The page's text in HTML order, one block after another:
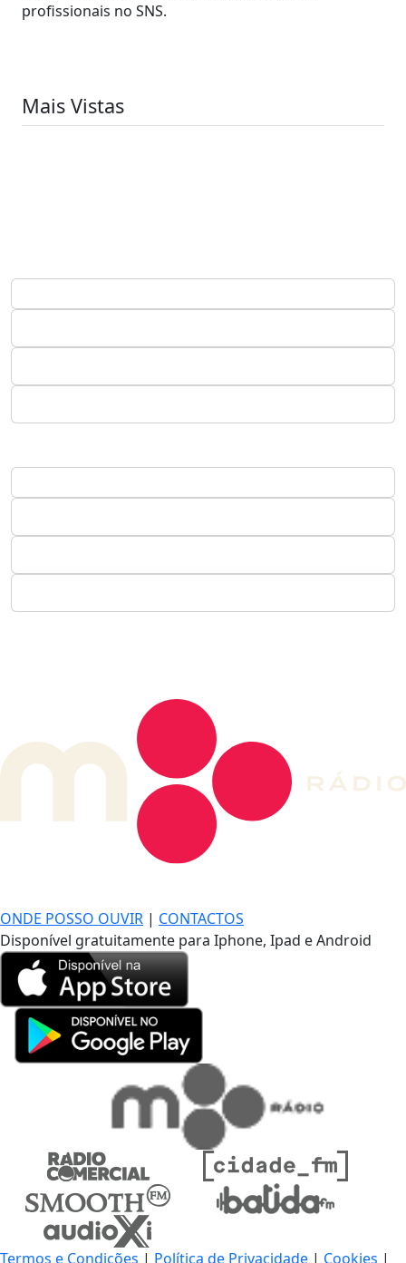
profissionais no SNS.
Mais Vistas
ONDE POSSO OUVIR | CONTACTOS
Disponível gratuitamente para Iphone, Ipad e Android
Termos e Condições | Política de Privacidade | Cookies |